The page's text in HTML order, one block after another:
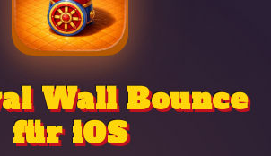
Wall Bounce
für iOS